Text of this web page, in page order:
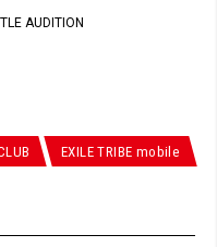
AUDITION
EXILE TRIBE mobile